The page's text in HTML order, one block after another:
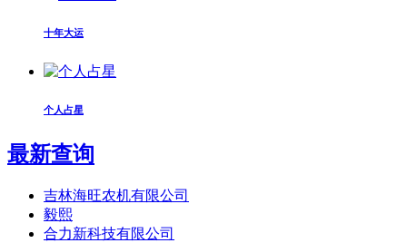
十年大运
个人占星
最新查询
吉林海旺农机有限公司
毅熙
合力新科技有限公司